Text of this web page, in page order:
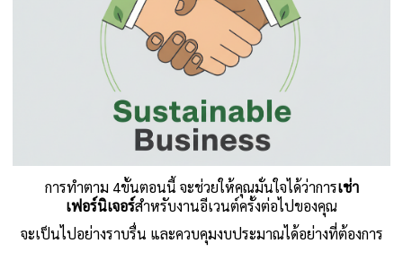
การทำตาม 4ขั้นตอนนี้ จะช่วยให้คุณมั่นใจได้ว่าการเช่า
เฟอร์นิเจอร์สำหรับงานอีเวนต์ครั้งต่อไปของคุณ
จะเป็นไปอย่างราบรื่น และควบคุมงบประมาณได้อย่างที่ต้องการ